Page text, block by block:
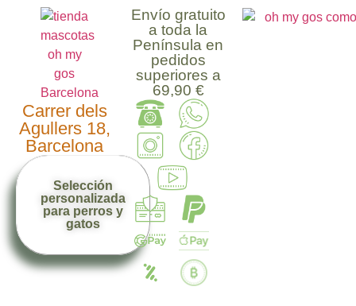
Carrer dels
Agullers 18,
Barcelona
Selección
personalizada
para perros y
gatos
Envío gratuito
a toda la
Península en
pedidos
superiores a
69,90 €